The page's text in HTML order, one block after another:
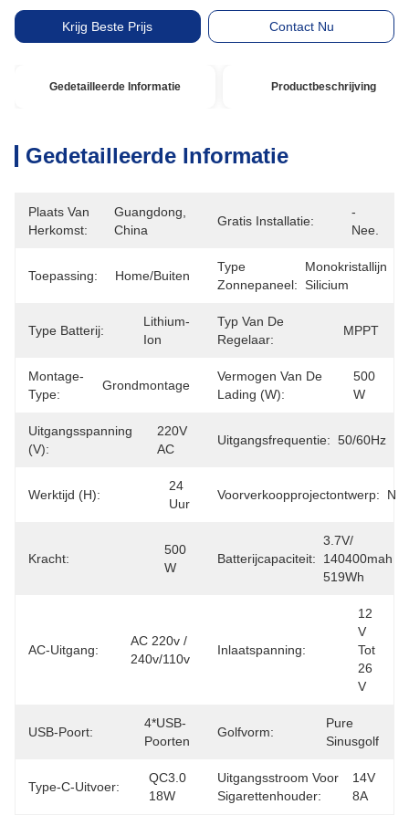
Krijg Beste Prijs Contact Nu
Gedetailleerde Informatie Productbeschrijving
Gedetailleerde Informatie
Plaats Van
Herkomst:
Guangdong,
China
Gratis Installatie:
-
Nee.
Toepassing: Home/Buiten
Type
Zonnepaneel:
Monokristallijn
Silicium
Type Batterij:
Lithium-
Ion
Typ Van De
Regelaar:
MPPT
Montage-
Type:
Grondmontage
Vermogen Van De
Lading (W):
500
W
Uitgangsspanning
(V):
220V
AC
Uitgangsfrequentie: 50/60Hz
Werktijd (h):
24
Uur
Voorverkoopprojectontwerp: N
Kracht:
500
W
Batterijcapaciteit:
3.7V/
140400mah
519Wh
AC-Uitgang:
AC 220v /
240v/110v
Inlaatspanning:
12
V
Tot
26
V
USB-Poort:
4*USB-
Poorten
Golfvorm:
Pure
Sinusgolf
Type-C-Uitvoer:
QC3.0
18W
Uitgangsstroom Voor
Sigarettenhouder:
14V
8A